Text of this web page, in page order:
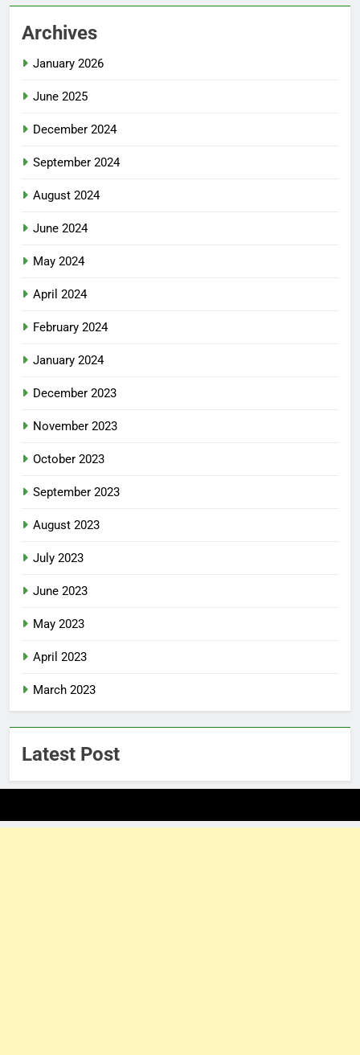
Archives
January 2026
June 2025
December 2024
September 2024
August 2024
June 2024
May 2024
April 2024
February 2024
January 2024
December 2023
November 2023
October 2023
September 2023
August 2023
July 2023
June 2023
May 2023
April 2023
March 2023
Latest Post